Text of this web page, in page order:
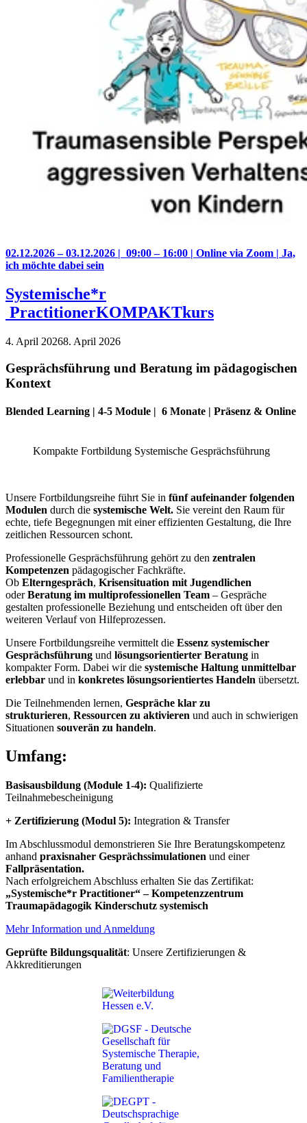
02.12.2026 – 03.12.2026 | 09:00 – 16:00 | Online via Zoom | Ja,
ich möchte dabei sein
Systemische*r
PractitionerKOMPAKTkurs
4. April 20268. April 2026
Gesprächsführung und Beratung im pädagogischen
Kontext
Blended Learning | 4-5 Module | 6 Monate | Präsenz & Online
Kompakte Fortbildung Systemische Gesprächsführung
Unsere Fortbildungsreihe führt Sie in fünf aufeinander folgenden
Modulen durch die systemische Welt. Sie vereint den Raum für
echte, tiefe Begegnungen mit einer effizienten Gestaltung, die Ihre
zeitlichen Ressourcen schont.
Professionelle Gesprächsführung gehört zu den zentralen
Kompetenzen pädagogischer Fachkräfte.
Ob Elterngespräch, Krisensituation mit Jugendlichen
oderBeratung im multiprofessionellen Team – Gespräche
gestalten professionelle Beziehung und entscheiden oft über den
weiteren Verlauf von Hilfeprozessen.
Unsere Fortbildungsreihe vermittelt die Essenz systemischer
Gesprächsführung und lösungsorientierter Beratung in
kompakter Form. Dabei wir die systemische Haltung unmittelbar
erlebbar und in konkretes lösungsorientiertes Handeln übersetzt.
Die Teilnehmenden lernen, Gespräche klar zu
strukturieren, Ressourcen zu aktivieren und auch in schwierigen
Situationen souverän zu handeln.
Umfang:
Basisausbildung (Module 1-4): Qualifizierte
Teilnahmebescheinigung
+ Zertifizierung (Modul 5): Integration & Transfer
Im Abschlussmodul demonstrieren Sie Ihre Beratungskompetenz
anhand praxisnaher Gesprächssimulationen und einer
Fallpräsentation.
Nach erfolgreichem Abschluss erhalten Sie das Zertifikat:
„Systemische*r Practitioner“ – Kompetenzzentrum
Traumapädagogik Kinderschutz systemisch
Mehr Information und Anmeldung
Geprüfte Bildungsqualität: Unsere Zertifizierungen &
Akkreditierungen